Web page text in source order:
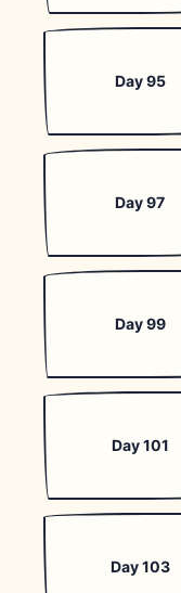
Day 95
Day 97
Day 99
Day 101
Day 103